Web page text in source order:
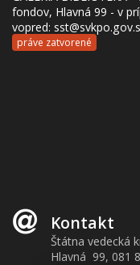
fondov, Hlavná 99 - v
vopred:
práve zatvorené
Kontakt
Štátna vedecká
Hlavná 99, 081